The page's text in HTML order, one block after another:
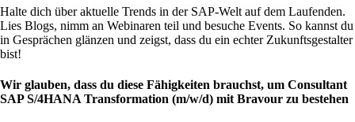
Halte dich über aktuelle Trends in der SAP-Welt auf dem Laufenden.
Lies Blogs, nimm an Webinaren teil und besuche Events. So kannst du
in Gesprächen glänzen und zeigst, dass du ein echter Zukunftsgestalter
bist!
Wir glauben, dass du diese Fähigkeiten brauchst, um Consultant
SAP S/4HANA Transformation (m/w/d) mit Bravour zu bestehen